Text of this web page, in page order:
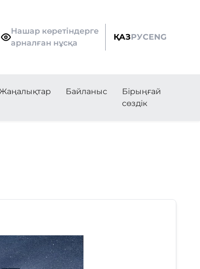
Нашар көретіндерге
арналған нұсқа
ҚАЗРУСENG
Байланыс
Бірыңғай
сөздік